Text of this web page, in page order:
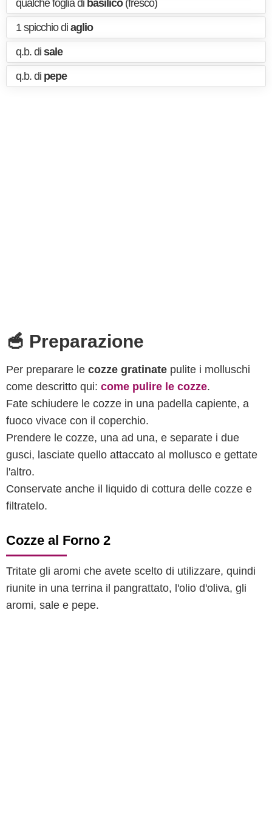
qualche foglia di basilico(fresco)
1 spicchio di aglio
q.b. di sale
q.b. di pepe
🥣 Preparazione
Per preparare le cozze gratinate pulite i molluschi
come descritto qui: come pulire le cozze.
Fate schiudere le cozze in una padella capiente, a
fuoco vivace con il coperchio.
Prendere le cozze, una ad una, e separate i due
gusci, lasciate quello attaccato al mollusco e gettate
l'altro.
Conservate anche il liquido di cottura delle cozze e
filtratelo.
Cozze al Forno 2
Tritate gli aromi che avete scelto di utilizzare, quindi
riunite in una terrina il pangrattato, l'olio d'oliva, gli
aromi, sale e pepe.